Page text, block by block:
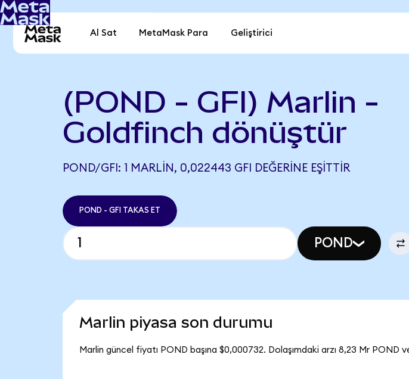
Al Sat MetaMask Para Geliştirici
(POND - GFI) Marlin -
Goldfinch dönüştür
POND/GFI: 1 MARLIN, 0,022443 GFI DEĞERINE EŞITTIR
POND - GFI TAKAS ET
POND
Marlin piyasa son durumu
Marlin güncel fiyatı POND başına $0,000732. Dolaşımdaki arzı 8,23 Mr POND